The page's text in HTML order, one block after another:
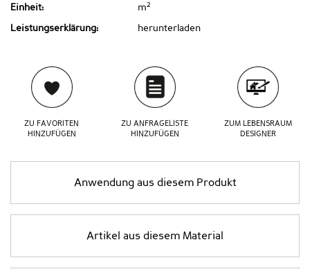
Einheit: m2
Leistungserklärung: herunterladen
ZU FAVORITEN
HINZUFÜGEN
ZU ANFRAGELISTE
HINZUFÜGEN
ZUM LEBENSRAUM
DESIGNER
Anwendung aus diesem Produkt
Artikel aus diesem Material